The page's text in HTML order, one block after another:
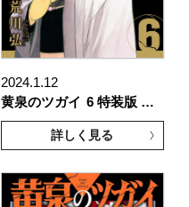
2024.1.12
黄泉のツガイ 6 特装版 …
詳しく見る